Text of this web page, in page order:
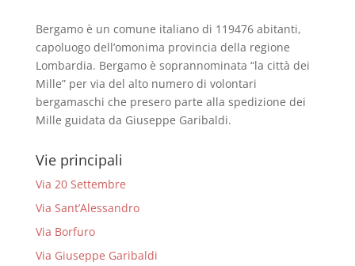
Bergamo è un comune italiano di 119476 abitanti,
capoluogo dell’omonima provincia della regione
Lombardia. Bergamo è soprannominata “la città dei
Mille” per via del alto numero di volontari
bergamaschi che presero parte alla spedizione dei
Mille guidata da Giuseppe Garibaldi.
Vie principali
Via 20 Settembre
Via Sant’Alessandro
Via Borfuro
Via Giuseppe Garibaldi